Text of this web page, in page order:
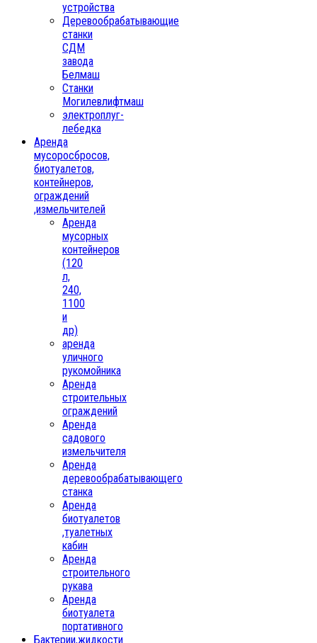
устройства
Деревообрабатывающие
станки
СДМ
завода
Белмаш
Станки
Могилевлифтмаш
электроплуг-
лебедка
Аренда
мусоросбросов,
биотуалетов,
контейнеров,
ограждений
,измельчителей
Аренда
мусорных
контейнеров
(120
л,
240,
1100
и
др)
аренда
уличного
рукомойника
Аренда
строительных
ограждений
Аренда
садового
измельчителя
Аренда
деревообрабатывающего
станка
Аренда
биотуалетов
,туалетных
кабин
Аренда
строительного
рукава
Аренда
биотуалета
портативного
Бактерии,жидкости